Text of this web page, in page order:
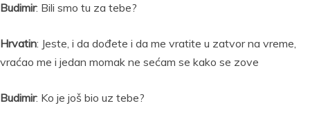
Budimir: Bili smo tu za tebe?
Hrvatin: Jeste, i da dođete i da me vratite u zatvor na vreme,
vraćao me i jedan momak ne sećam se kako se zove
Budimir: Ko je još bio uz tebe?